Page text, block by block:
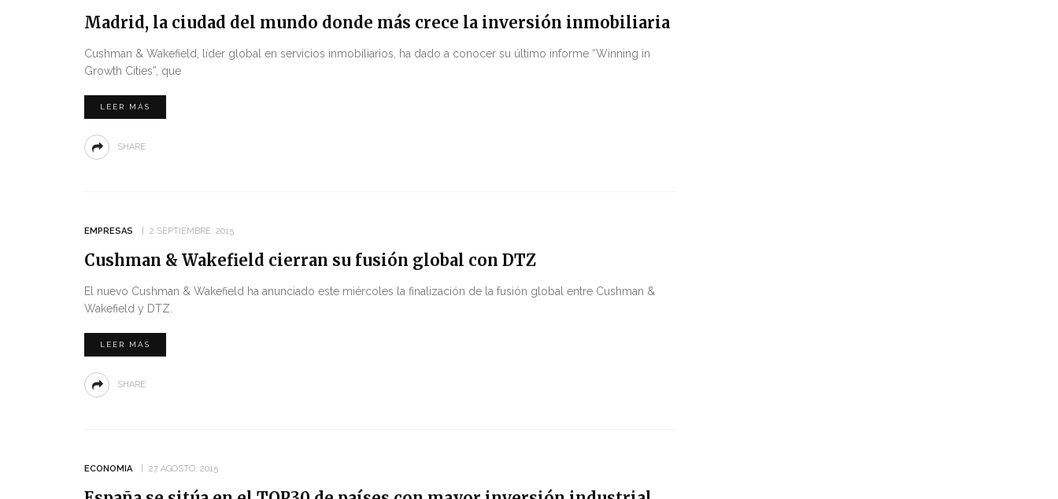
Madrid, la ciudad del mundo donde más crece la inversión inmobiliaria
Cushman & Wakefield, líder global en servicios inmobiliarios, ha dado a conocer su último informe “Winning in
Growth Cities”, que
LEER MÁS
SHARE
EMPRESAS 2 SEPTIEMBRE, 2015
Cushman & Wakefield cierran su fusión global con DTZ
El nuevo Cushman & Wakefield ha anunciado este miércoles la finalización de la fusión global entre Cushman &
Wakefield y DTZ.
LEER MÁS
SHARE
ECONOMIA 27 AGOSTO, 2015